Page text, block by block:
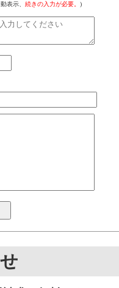
表示、 続きの入力が必要。 )